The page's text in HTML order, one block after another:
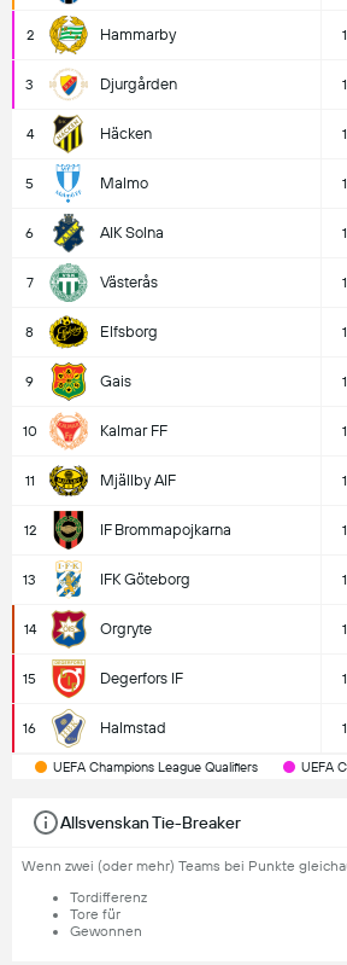
2 Hammarby
3 Djurgården
4 Häcken
5 Malmo
6 AIK Solna
7 Västerås
8 Elfsborg
9 Gais
10 Kalmar FF
11 Mjällby AIF
12 IF Brommapojkarna
13 IFK Göteborg
14 Orgryte
15 Degerfors IF
16 Halmstad
UEFA Champions League Qualifiers UEFA
Allsvenskan Tie-Breaker
Wenn zwei (oder mehr) Teams bei Punkte
Tordifferenz
Tore für
Gewonnen